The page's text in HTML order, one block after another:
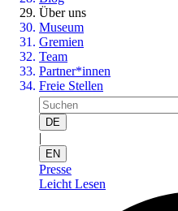
Über uns
Museum
Gremien
Team
Partner*innen
Freie Stellen
DE
|
EN
Presse
Leicht Lesen